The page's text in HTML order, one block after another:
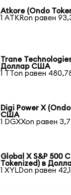
Atkore (Ondo
1 ATKRon равен
Trane
Доллар США
1 TTon равен
Digi Power X
США
1 DGXXon равен
Global X S&P 500
Tokenized) в
1 XYLDon равен